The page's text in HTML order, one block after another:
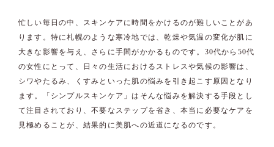
忙しい毎日の中、スキンケアに時間をかけるのが難しいことがあ
ります。特に札幌のような寒冷地では、乾燥や気温の変化が肌に
大きな影響を与え、さらに手間がかかるものです。30代から50代
の女性にとって、日々の生活におけるストレスや気候の影響は、
シワやたるみ、くすみといった肌の悩みを引き起こす原因となり
ます。「シンプルスキンケア」はそんな悩みを解決する手段とし
て注目されており、不要なステップを省き、本当に必要なケアを
見極めることが、結果的に美肌への近道になるのです。